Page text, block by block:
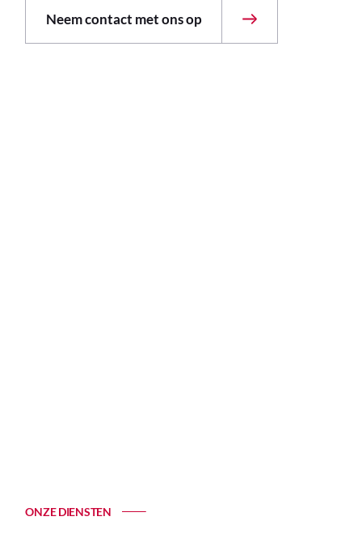
Neem contact met ons op
ONZE DIENSTEN